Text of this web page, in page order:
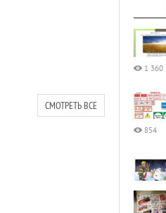
СМОТРЕТЬ ВСЕ
1 360
854